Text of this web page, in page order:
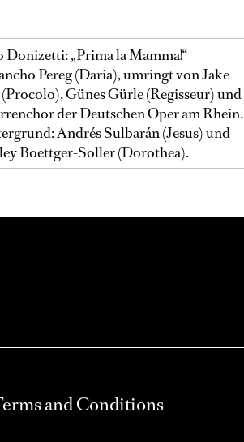
Donizetti: „Prima la Mamma!“
Pereg (Daria), umringt von Jake
Günes Gürle (Regisseur) und
der Deutschen Oper am Rhein.
Andrés Sulbarán (Jesus) und
Boettger-Soller (Dorothea).
and Conditions